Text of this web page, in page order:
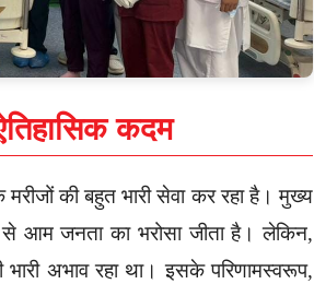
कदम
की बहुत भारी सेवा कर रहा है। मुख्य
आम जनता का भरोसा जीता है। लेकिन,
अभाव रहा था। इसके परिणामस्वरूप,